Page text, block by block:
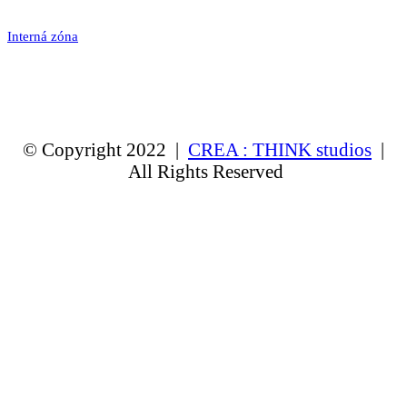
Interná zóna
© Copyright 2022 | CREA : THINK studios |
All Rights Reserved